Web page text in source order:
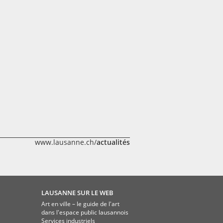
www.lausanne.ch/actualités
LAUSANNE SUR LE WEB
Art en ville – le guide de l'art
dans l'espace public lausannois
Services industriels